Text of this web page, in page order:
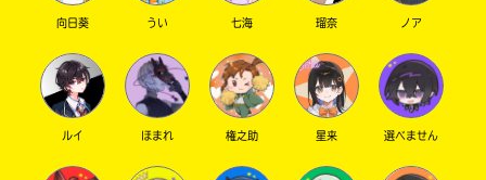
向日葵 うい 七海 瑠奈 ノア
ルイ ほまれ 権之助 星来 選べません